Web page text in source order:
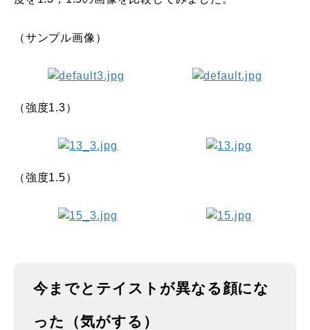
（サンプル画像）
（強度1.3）
（強度1.5）
今までとテイストが異なる顔にな
った（気がする）